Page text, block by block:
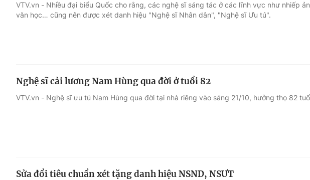
VTV.vn - Nhiều đại biểu Quốc cho rằng, các nghệ sĩ sáng tác ở các lĩnh vực như nhiếp
văn học… cũng nên được xét danh hiệu "Nghệ sĩ Nhân dân", "Nghệ sĩ Ưu tú".
Nghệ sĩ cải lương Nam Hùng qua đời ở tuổi 82
VTV.vn - Nghệ sĩ ưu tú Nam Hùng qua đời tại nhà riêng vào sáng 21/10, hưởng thọ 82
Sửa đổi tiêu chuẩn xét tặng danh hiệu NSND, NSƯT